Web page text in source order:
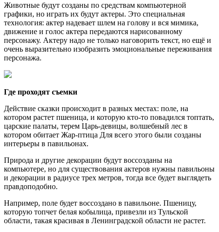
Животные будут созданы по средствам компьютерной
графики, но играть их будут актеры. Это специальная
технология: актер надевает шлем на голову и вся мимика,
движение и голос актера передаются нарисованному
персонажу. Актеру надо не только наговорить текст, но ещё и
очень выразительно изобразить эмоциональные переживания
персонажа.
Где проходят съемки
Действие сказки происходит в разных местах: поле, на
котором растет пшеница, и которую кто-то повадился топтать,
царские палаты, терем Царь-девицы, волшебный лес в
котором обитает Жар-птица Для всего этого были созданы
интерьеры в павильонах.
Природа и другие декорации будут воссозданы на
компьютере, но для существования актеров нужны павильоны
и декорации в радиусе трех метров, тогда все будет выглядеть
правдоподобно.
Например, поле будет воссоздано в павильоне. Пшеницу,
которую топчет белая кобылица, привезли из Тульской
области, такая красивая в Ленинградской области не растет.